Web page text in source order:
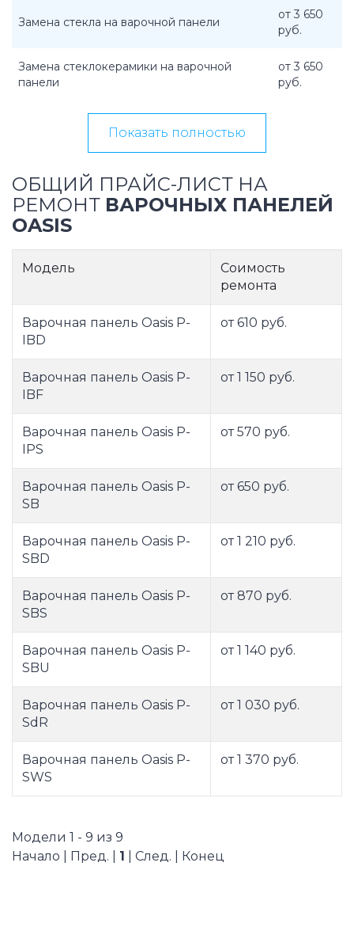
Замена стекла на варочной панели
от 3 650
руб.
Замена стеклокерамики на варочной
панели
от 3 650
руб.
Показать полностью
ОБЩИЙ ПРАЙС-ЛИСТ НА
РЕМОНТ ВАРОЧНЫХ ПАНЕЛЕЙ
OASIS
Модель
Соимость
ремонта
Варочная панель Oasis P-
IBD
от 610 руб.
Варочная панель Oasis P-
IBF
от 1 150 руб.
Варочная панель Oasis P-
IPS
от 570 руб.
Варочная панель Oasis P-
SB
от 650 руб.
Варочная панель Oasis P-
SBD
от 1 210 руб.
Варочная панель Oasis P-
SBS
от 870 руб.
Варочная панель Oasis P-
SBU
от 1 140 руб.
Варочная панель Oasis P-
SdR
от 1 030 руб.
Варочная панель Oasis P-
SWS
от 1 370 руб.
Модели 1 - 9 из 9
Начало | Пред. | 1 | След. | Конец